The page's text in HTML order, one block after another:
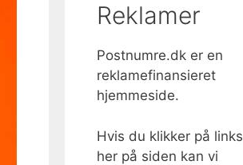
Reklamer
Postnumre.dk er en
reklamefinansieret
hjemmeside.
Hvis du klikker på links
her på siden kan vi